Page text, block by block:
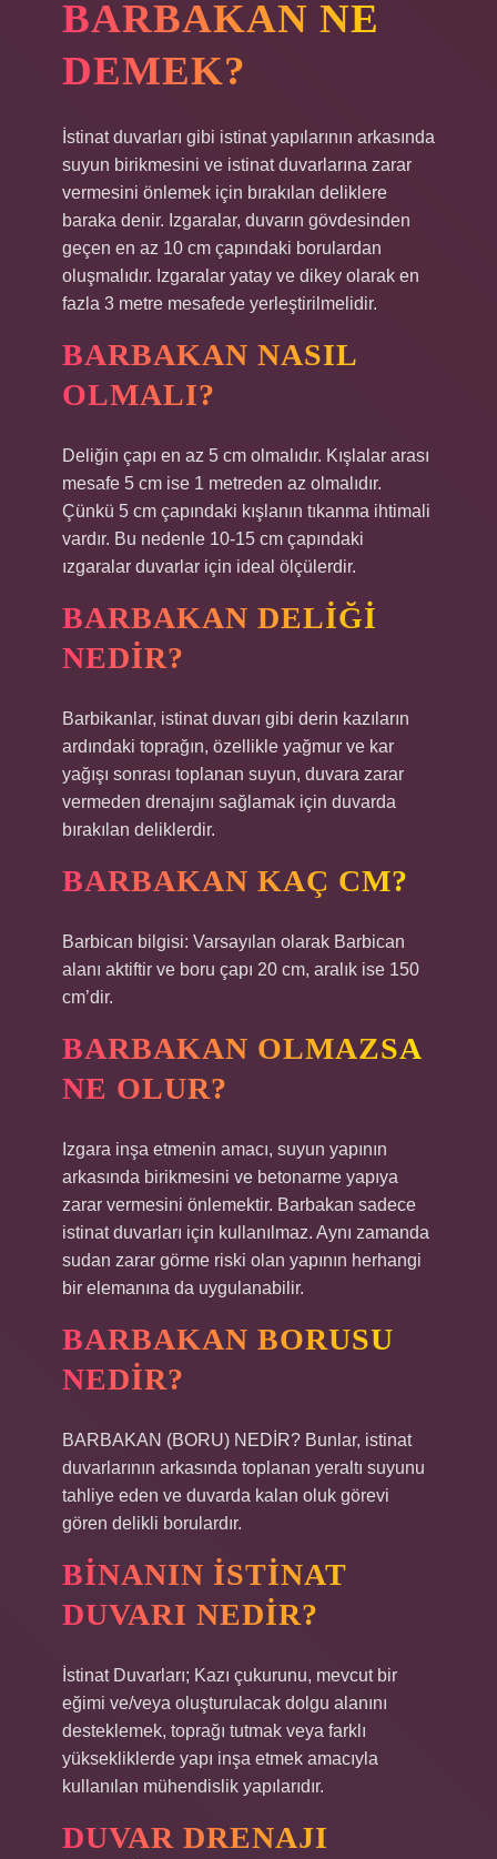
BARBAKAN NE
DEMEK?
İstinat duvarları gibi istinat yapılarının arkasında
suyun birikmesini ve istinat duvarlarına zarar
vermesini önlemek için bırakılan deliklere
baraka denir. Izgaralar, duvarın gövdesinden
geçen en az 10 cm çapındaki borulardan
oluşmalıdır. Izgaralar yatay ve dikey olarak en
fazla 3 metre mesafede yerleştirilmelidir.
BARBAKAN NASIL
OLMALI?
Deliğin çapı en az 5 cm olmalıdır. Kışlalar arası
mesafe 5 cm ise 1 metreden az olmalıdır.
Çünkü 5 cm çapındaki kışlanın tıkanma ihtimali
vardır. Bu nedenle 10-15 cm çapındaki
ızgaralar duvarlar için ideal ölçülerdir.
BARBAKAN DELIĞI
NEDIR?
Barbikanlar, istinat duvarı gibi derin kazıların
ardındaki toprağın, özellikle yağmur ve kar
yağışı sonrası toplanan suyun, duvara zarar
vermeden drenajını sağlamak için duvarda
bırakılan deliklerdir.
BARBAKAN KAÇ CM?
Barbican bilgisi: Varsayılan olarak Barbican
alanı aktiftir ve boru çapı 20 cm, aralık ise 150
cm’dir.
BARBAKAN OLMAZSA
NE OLUR?
Izgara inşa etmenin amacı, suyun yapının
arkasında birikmesini ve betonarme yapıya
zarar vermesini önlemektir. Barbakan sadece
istinat duvarları için kullanılmaz. Aynı zamanda
sudan zarar görme riski olan yapının herhangi
bir elemanına da uygulanabilir.
BARBAKAN BORUSU
NEDIR?
BARBAKAN (BORU) NEDİR? Bunlar, istinat
duvarlarının arkasında toplanan yeraltı suyunu
tahliye eden ve duvarda kalan oluk görevi
gören delikli borulardır.
BINANIN ISTINAT
DUVARI NEDIR?
İstinat Duvarları; Kazı çukurunu, mevcut bir
eğimi ve/veya oluşturulacak dolgu alanını
desteklemek, toprağı tutmak veya farklı
yüksekliklerde yapı inşa etmek amacıyla
kullanılan mühendislik yapılarıdır.
DUVAR DRENAJI